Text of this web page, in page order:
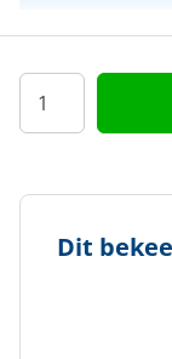
Kleur
Doelgroep
Dit